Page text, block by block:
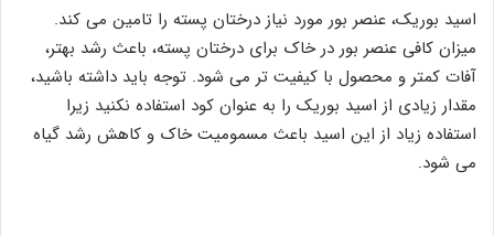
اسید بوریک، عنصر بور مورد نیاز درختان پسته را تامین می کند.
میزان کافی عنصر بور در خاک برای درختان پسته، باعث رشد بهتر،
آفات کمتر و محصول با کیفیت تر می شود. توجه باید داشته باشید،
مقدار زیادی از اسید بوریک را به عنوان کود استفاده نکنید زیرا
استفاده زیاد از این اسید باعث مسمومیت خاک و کاهش رشد گیاه
می شود.